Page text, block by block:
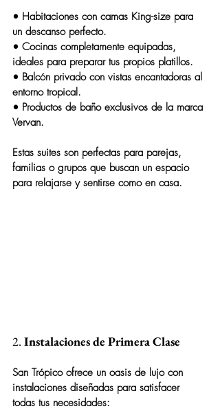
• Habitaciones con camas King-size para
un descanso perfecto.
• Cocinas completamente equipadas,
ideales para preparar tus propios platillos.
• Balcón privado con vistas encantadoras al
entorno tropical.
• Productos de baño exclusivos de la marca
Vervan.
Estas suites son perfectas para parejas,
familias o grupos que buscan un espacio
para relajarse y sentirse como en casa.
2. Instalaciones de Primera Clase
San Trópico ofrece un oasis de lujo con
instalaciones diseñadas para satisfacer
todas tus necesidades: